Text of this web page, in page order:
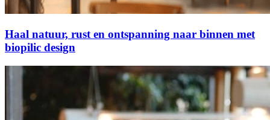
Haal natuur, rust en ontspanning naar binnen met
biopilic design